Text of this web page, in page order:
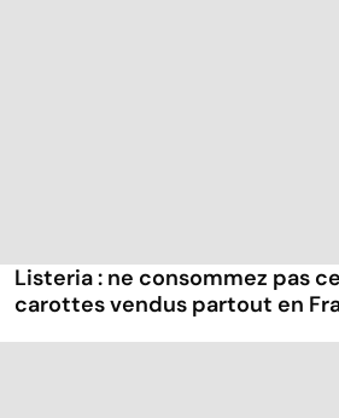
Listeria : ne consommez pas
carottes vendus partout en